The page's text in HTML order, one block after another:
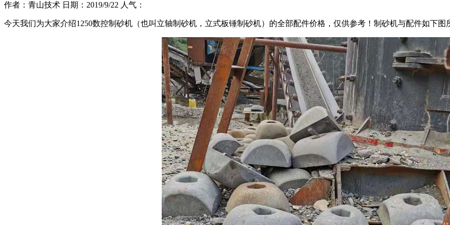
作者：青山技术 日期：2019/9/22 人气：
今天我们为大家介绍1250数控制砂机（也叫立轴制砂机，立式板锤制砂机）的全部配件价格，仅供参考！制砂机与配件如下图